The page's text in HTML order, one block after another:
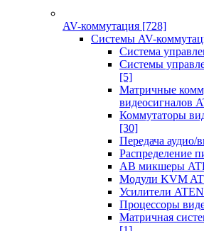
AV-коммутация [728]
Системы AV-
Система
Системы
[5]
Матричные
видеосигналов
Коммутаторы
[30]
Передача аудио/
Распределение
АВ микшеры
Модули KVM
Усилители ATEN
Процессоры
Матричная